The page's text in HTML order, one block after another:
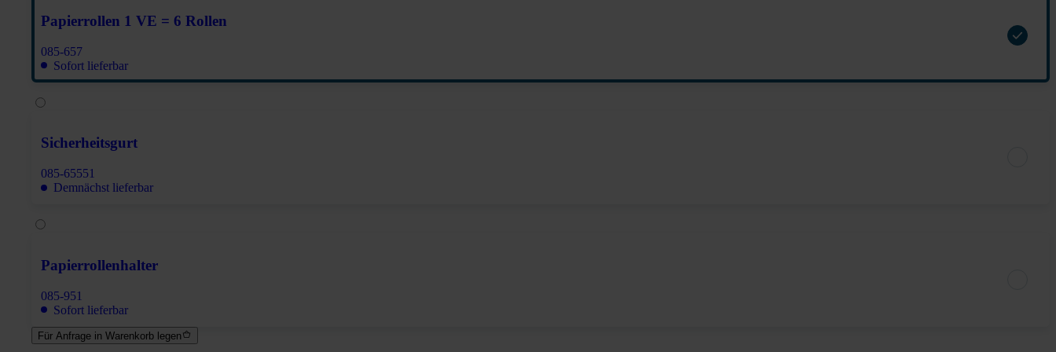
Papierrollen 1 VE = 6 Rollen
085-657
Sofort lieferbar
Sicherheitsgurt
085-65551
Demnächst lieferbar
Papierrollenhalter
085-951
Sofort lieferbar
Für Anfrage in Warenkorb legen